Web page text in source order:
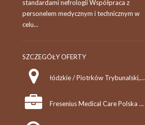
standardami nefrologii Współpraca z
personelem medycznym i technicznym w
celu...
SZCZEGÓŁY OFERTY
łódzkie / Piotrków Trybunalski, Stacja Dializ
Fresenius Medical Care Polska S.A.